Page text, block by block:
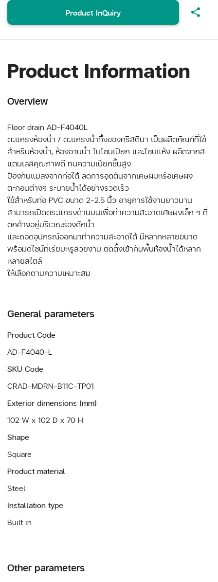
Product InQuiry share
Product Information
Overview
Floor drain AD-F4040L
ตะแกรงห้องน้ำ / ตะแกรงน้ำทิ้งของคริสตินา เป็นผลิตภัณฑ์ที่ใช้
สำหรับห้องน้ำ, ห้องอาบน้ำ ในโซนเปียก และโซนแห้ง ผลิตจากส
แตนเลสคุณภาพดี ทนความเปียกชื้นสูง
ป้องกันแมลงจากท่อได้ ลดการอุดตันจากเศษผมหรือเศษผง
ตะกอนต่างๆ ระบายน้ำได้อย่างรวดเร็ว
ใช้สำหรับท่อ PVC ขนาด 2-2.5 นิ้ว อายุการใช้งานยาวนาน
สามารถเปิดตระแกรงด้านบนเพื่อทำความสะอาดเศษผงเล็ก ๆ ที่
ตกค้างอยู่บริเวณร่องดักน้ำ
และถอดอุปกรณ์ออกมาทำความสะอาดได้ มีหลากหลายขนาด
พร้อมดีไซน์ที่เรียบหรูสวยงาม ติดตั้งเข้ากับพื้นห้องน้ำได้หลาก
หลายสไตล์
ให้เลือกตามความเหมาะสม
General parameters
Product Code
AD-F4040-L
SKU Code
CRAD-MDRN-B11C-TP01
Exterior dimensions (mm)
102 W x 102 D x 70 H
Shape
Square
Product material
Steel
Installation type
Built in
Other parameters